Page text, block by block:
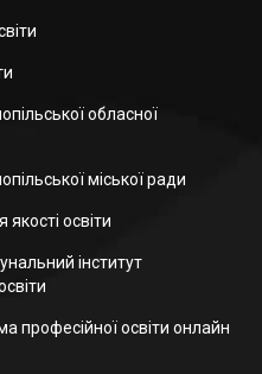
обласної
міської ради
освіти
інститут
професійної освіти онлайн